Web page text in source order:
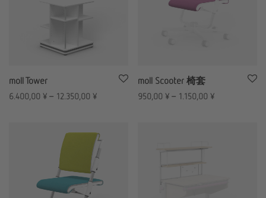
moll Tower
6.400,00 ¥ – 12.350,00 ¥
moll Scooter 椅套
950,00 ¥ – 1.150,00 ¥